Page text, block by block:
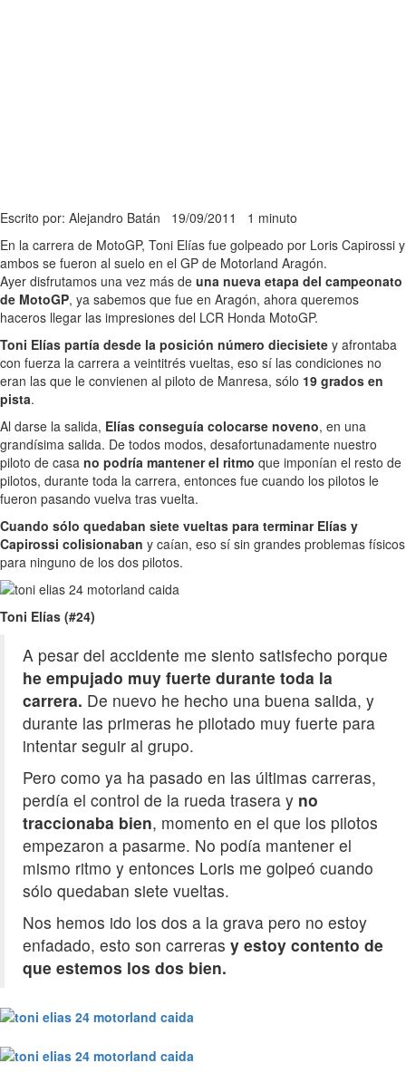
Escrito por: Alejandro Batán 19/09/2011 1 minuto
En la carrera de MotoGP, Toni Elías fue golpeado por Loris Capirossi y
ambos se fueron al suelo en el GP de Motorland Aragón.
Ayer disfrutamos una vez más de una nueva etapa del campeonato
de MotoGP, ya sabemos que fue en Aragón, ahora queremos
haceros llegar las impresiones del LCR Honda MotoGP.
Toni Elías partía desde la posición número diecisiete y afrontaba
con fuerza la carrera a veintitrés vueltas, eso sí las condiciones no
eran las que le convienen al piloto de Manresa, sólo 19 grados en
pista.
Al darse la salida, Elías conseguía colocarse noveno, en una
grandísima salida. De todos modos, desafortunadamente nuestro
piloto de casa no podría mantener el ritmo que imponían el resto de
pilotos, durante toda la carrera, entonces fue cuando los pilotos le
fueron pasando vuelva tras vuelta.
Cuando sólo quedaban siete vueltas para terminar Elías y
Capirossi colisionaban y caían, eso sí sin grandes problemas físicos
para ninguno de los dos pilotos.
Toni Elías (#24)
A pesar del accidente me siento satisfecho porque
he empujado muy fuerte durante toda la
carrera. De nuevo he hecho una buena salida, y
durante las primeras he pilotado muy fuerte para
intentar seguir al grupo.
Pero como ya ha pasado en las últimas carreras,
perdía el control de la rueda trasera y no
traccionaba bien, momento en el que los pilotos
empezaron a pasarme. No podía mantener el
mismo ritmo y entonces Loris me golpeó cuando
sólo quedaban siete vueltas.
Nos hemos ido los dos a la grava pero no estoy
enfadado, esto son carreras y estoy contento de
que estemos los dos bien.